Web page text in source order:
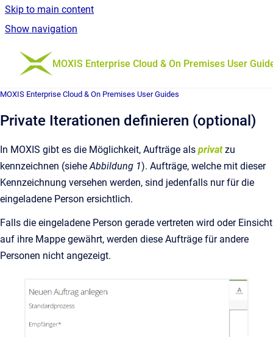
Skip to main content
Show navigation
Go to homepage
MOXIS Enterprise Cloud & On Premises User
MOXIS Enterprise Cloud & On Premises User Guides
Private Iterationen definieren (optional)
In MOXIS gibt es die Möglichkeit, Aufträge als privatzu
kennzeichnen (sieheAbbildung 1). Aufträge, welche mit dieser
Kennzeichnung versehen werden, sind jedenfalls nur für die
eingeladene Person ersichtlich.
Falls die eingeladene Person gerade vertreten wird oder Einsicht
auf ihre Mappe gewährt, werden diese Aufträge für andere
Personen nicht angezeigt.